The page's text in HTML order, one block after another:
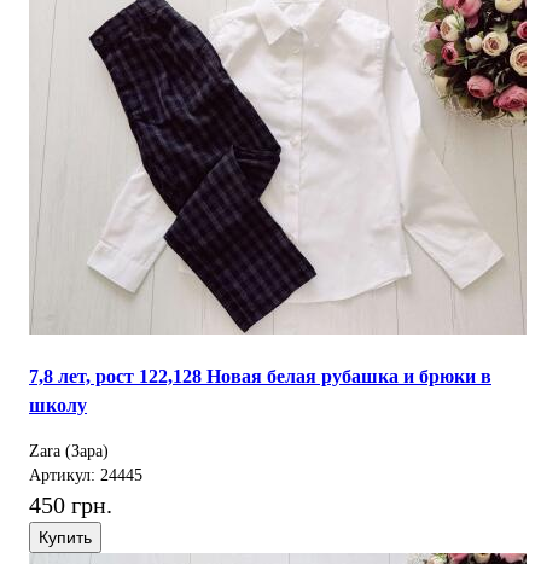
7,8 лет, рост 122,128 Новая белая рубашка и брюки в
школу
Zara (Зара)
Артикул: 24445
450 грн.
Купить